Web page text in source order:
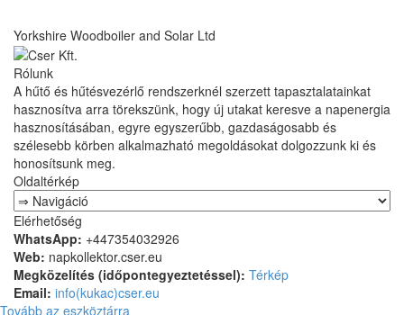
Yorkshire Woodboiler and Solar Ltd
Rólunk
A hűtő és hűtésvezérlő rendszerknél szerzett tapasztalatainkat
hasznosítva arra törekszünk, hogy új utakat keresve a napenergia
hasznosításában, egyre egyszerűbb, gazdaságosabb és
szélesebb körben alkalmazható megoldásokat dolgozzunk ki és
honosítsunk meg.
Oldaltérkép
Elérhetőség
WhatsApp: +447354032926
Web: napkollektor.cser.eu
Megközelítés (időpontegyeztetéssel): Térkép
Email: info(kukac)cser.eu
Tovább az eszköztárra